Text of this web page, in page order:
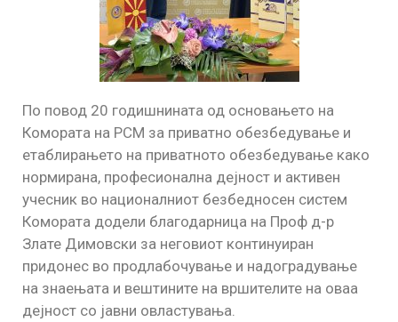
По повод 20 годишнината од основањето на
Комората на РСМ за приватно обезбедување и
етаблирањето на приватното обезбедување како
нормирана, професионална дејност и активен
учесник во националниот безбедносен систем
Комората додели благодарница на Проф д-р
Злате Димовски за неговиот континуиран
придонес во продлабочување и надоградување
на знаењата и вештините на вршителите на оваа
дејност со јавни овластувања.